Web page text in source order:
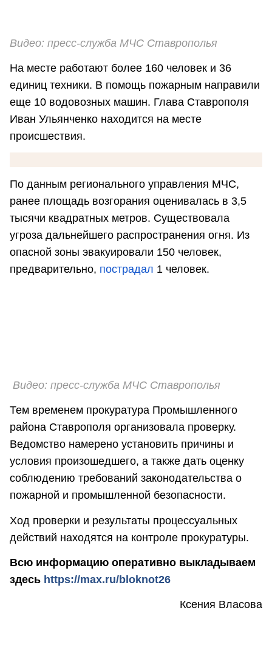
Видео: пресс-служба МЧС Ставрополья
На месте работают более 160 человек и 36
единиц техники. В помощь пожарным направили
еще 10 водовозных машин. Глава Ставрополя
Иван Ульянченко находится на месте
происшествия.
По данным регионального управления МЧС,
ранее площадь возгорания оценивалась в 3,5
тысячи квадратных метров. Существовала
угроза дальнейшего распространения огня. Из
опасной зоны эвакуировали 150 человек,
предварительно, пострадал 1 человек.
Видео: пресс-служба МЧС Ставрополья
Тем временем прокуратура Промышленного
района Ставрополя организовала проверку.
Ведомство намерено установить причины и
условия произошедшего, а также дать оценку
соблюдению требований законодательства о
пожарной и промышленной безопасности.
Ход проверки и результаты процессуальных
действий находятся на контроле прокуратуры.
Всю информацию оперативно выкладываем
здесь https://max.ru/bloknot26
Ксения Власова